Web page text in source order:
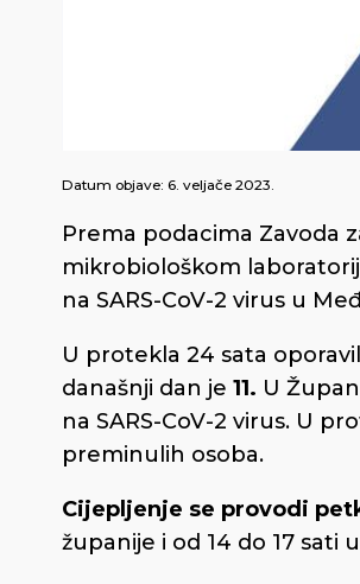
Datum objave: 6. veljače 2023.
Prema podacima Zavoda
mikrobiološkom
na SARS-CoV-2 virus u
U protekla 24 sata
današnji dan je 11. U
na SARS-CoV-2 virus. U
preminulih osoba.
Cijepljenje se provodi
županije i od 14 do 17 sati